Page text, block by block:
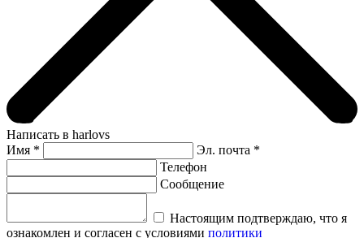
Написать в harlovs
Имя *
Эл. почта *
Телефон
Сообщение
Настоящим подтверждаю, что я
ознакомлен и согласен с условиями политики